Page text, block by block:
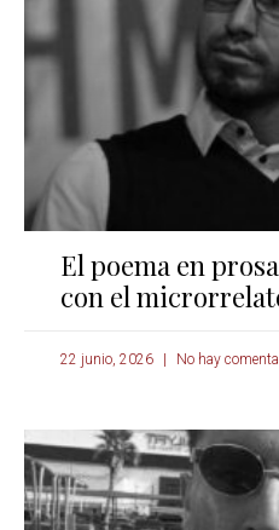
El poema en
con el
22 junio, 2026 No hay